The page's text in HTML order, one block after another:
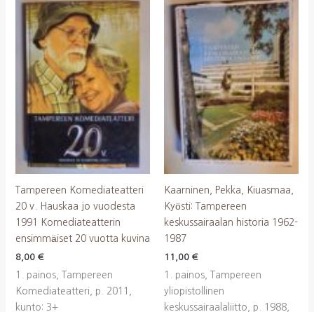
Tampereen Komediateatteri
20 v. Hauskaa jo vuodesta
1991 Komediateatterin
ensimmäiset 20 vuotta kuvina
8,00 €
1. painos, Tampereen
Komediateatteri, p. 2011,
kunto: 3+
Kaarninen, Pekka, Kiuasmaa,
Kyösti: Tampereen
keskussairaalan historia 1962-
1987
11,00 €
1. painos, Tampereen
yliopistollinen
keskussairaalaliitto, p. 1988,